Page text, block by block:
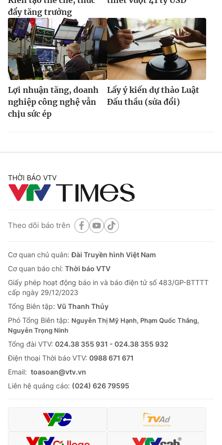
đẩy tăng trưởng
Lợi nhuận tăng, doanh
nghiệp công nghệ vẫn
chịu sức ép
Lấy ý kiến dự thảo Luật
Đấu thầu (sửa đổi)
THỜI BÁO VTV
Theo dõi báo trên
Cơ quan chủ quản:Đài Truyền hình Việt Nam
Cơ quan báo chí: Thời báo VTV
Giấy phép hoạt động báo in và báo điện tử số 483/GP-BTTTT
cấp ngày 29/12/2023
Tổng Biên tập: Vũ Thanh Thủy
Phó Tổng Biên tập: Nguyễn Thị Mỹ Hạnh, Phạm Quốc Thắng,
Nguyễn Trọng Ninh
Tổng đài VTV: 024.38 355 931 - 024.38 355 932
Ðiện thoại Thời báo VTV: 0988 671 671
Email: toasoan@vtv.vn
Liên hệ quảng cáo: (024) 626 79595